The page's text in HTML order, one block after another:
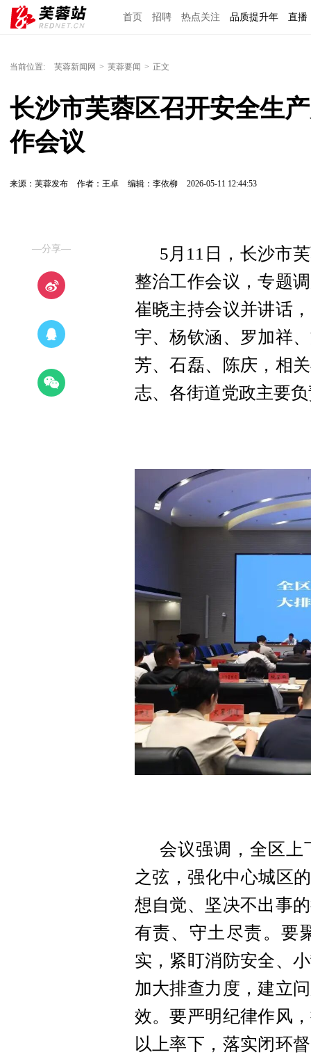
首页 招聘 热点关注 品质提升年 直播
当前位置: 芙蓉新闻网 > 芙蓉要闻 > 正文
长沙市芙蓉区召开安全生
作会议
来源：芙蓉发布 作者：王卓 编辑：李依柳 2026-05-11 12:44:53
—分享—
5月11日，长沙市
整治工作会议，专题
崔晓主持会议并讲话
宇、杨钦涵、罗加祥
芳、石磊、陈庆，相
志、各街道党政主要
会议强调，全区上
之弦，强化中心城区
想自觉、坚决不出事
有责、守土尽责。要
实，紧盯消防安全、
加大排查力度，建立
效。要严明纪律作风
以上率下，落实闭环